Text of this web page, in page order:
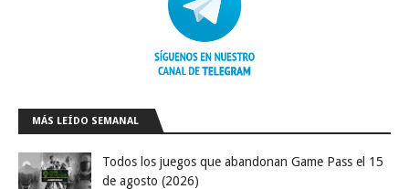
MÁS LEÍDO SEMANAL
Todos los juegos que abandonan Game Pass el 15
de agosto (2026)